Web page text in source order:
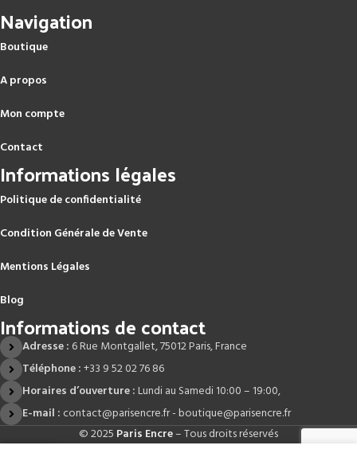
Navigation
Boutique
A propos
Mon compte
Contact
Informations légales
Politique de confidentialité
Condition Générale de Vente
Mentions Légales
Blog
Informations de contact
Adresse : 6 Rue Montgallet, 75012 Paris, France
Téléphone :+33 9 52 02 76 86
Horaires d’ouverture :Lundi au Samedi 10:00 – 19:00,
E-mail : contact@parisencre.fr - boutique@parisencre.fr
© 2025 Paris Encre– Tous droits réservés